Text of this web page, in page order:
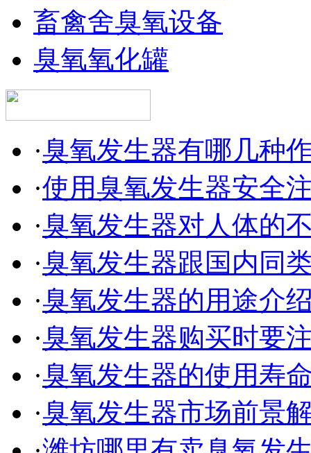
畜禽舍臭氧设备
臭氧氧化罐
·臭氧发生器有哪几种
·使用臭氧发生器安全
·臭氧发生器对人体的
·臭氧发生器跟国内同
·臭氧发生器的用途介
·臭氧发生器购买时要
·臭氧发生器的使用寿
·臭氧发生器市场前景